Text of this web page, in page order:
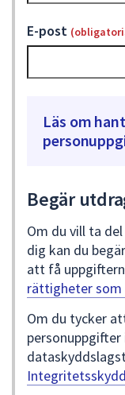
E-post
Läs om
Begär
Om du vill ta
dig kan du
att få
rättigheter som
Om du tycker